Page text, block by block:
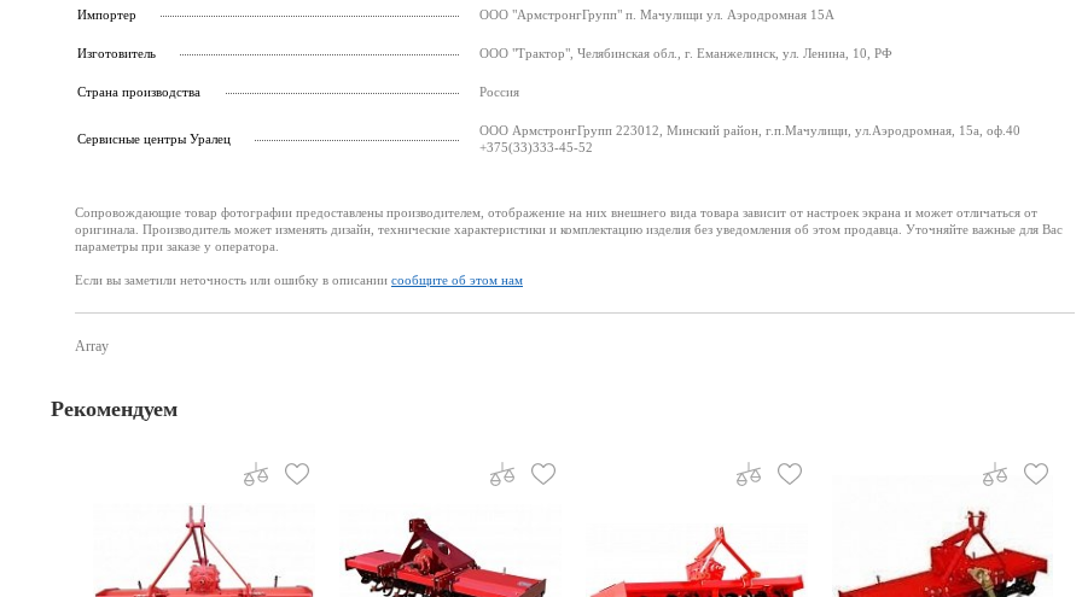
Импортер ООО "АрмстронгГрупп" п. Мачулищи ул. Аэродромная 15А
Изготовитель ООО "Трактор", Челябинская обл., г. Еманжелинск, ул. Ленина, 10, РФ
Страна производства Россия
Cервисные центры Уралец
ООО АрмстронгГрупп 223012, Минский район, г.п.Мачулищи, ул.Аэродромная, 15а, оф.40
+375(33)333-45-52
Сопровождающие товар фотографии предоставлены производителем, отображение на них внешнего вида товара зависит от настроек экрана и может отличаться от
оригинала. Производитель может изменять дизайн, технические характеристики и комплектацию изделия без уведомления об этом продавца. Уточняйте важные для Вас
параметры при заказе у оператора.
Если вы заметили неточность или ошибку в описании сообщите об этом нам
Array
Рекомендуем